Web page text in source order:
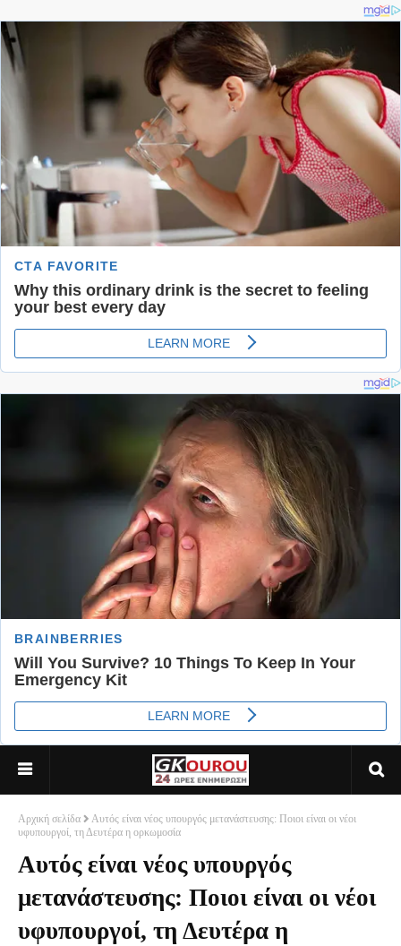
Αρχική σελίδα
Αυτός είναι νέος υπουργός μετανάστευσης: Ποιοι είναι οι νέοι
υφυπουργοί, τη Δευτέρα η ορκωμοσία
Αυτός είναι νέος υπουργός
μετανάστευσης: Ποιοι είναι οι νέοι
υφυπουργοί, τη Δευτέρα η